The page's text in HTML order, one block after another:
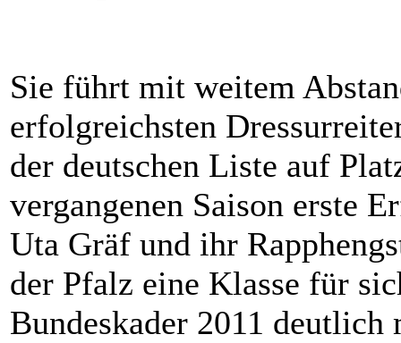
Sie führt mit weitem
erfolgreichsten
der deutschen Liste auf
vergangenen Saison erste
Uta Gräf und ihr
der Pfalz eine Klasse für
Bundeskader 2011 deutlich